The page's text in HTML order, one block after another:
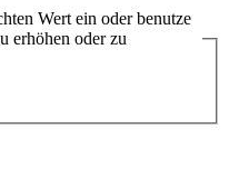
Wert ein oder benutze
erhöhen oder zu